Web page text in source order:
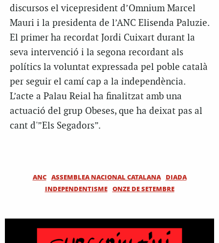
discursos el vicepresident d’Omnium Marcel
Mauri i la presidenta de l’ANC Elisenda Paluzie.
El primer ha recordat Jordi Cuixart durant la
seva intervenció i la segona recordant als
polítics la voluntat expressada pel poble català
per seguir el camí cap a la independència.
L’acte a Palau Reial ha finalitzat amb una
actuació del grup Obeses, que ha deixat pas al
cant d'”Els Segadors”.
ANC ASSEMBLEA NACIONAL CATALANA
DIADA
INDEPENDENTISME ONZE DE SETEMBRE